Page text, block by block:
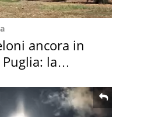
ancora in
la